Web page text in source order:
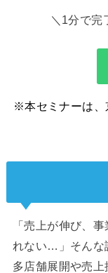
＼1分で完
※本セミナーは、
「売上が伸び、
れない…」そんな
多店舗展開や売